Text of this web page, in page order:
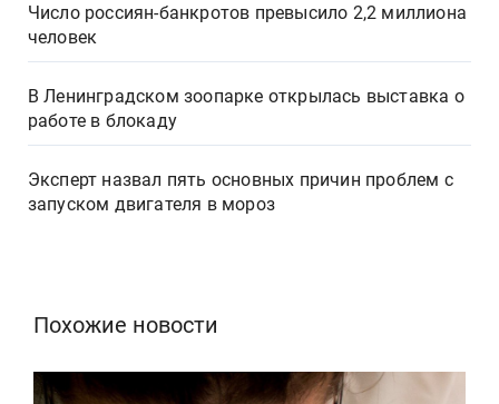
Число россиян-банкротов превысило 2,2 миллиона
человек
В Ленинградском зоопарке открылась выставка о
работе в блокаду
Эксперт назвал пять основных причин проблем с
запуском двигателя в мороз
Похожие новости